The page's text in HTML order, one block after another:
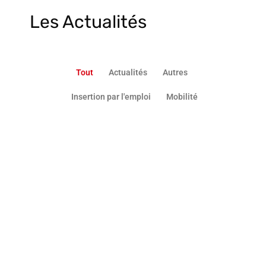
Les Actualités
Tout Actualités Autres
Insertion par l'emploi Mobilité